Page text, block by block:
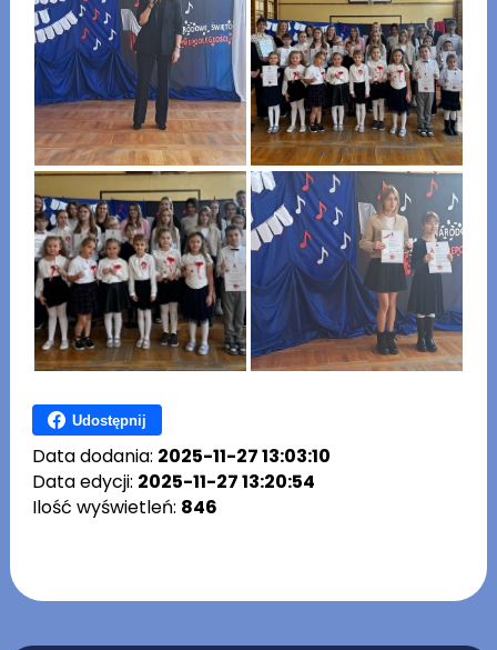
Udostępnij
Data dodania: 2025-11-27 13:03:10
Data edycji: 2025-11-27 13:20:54
Ilość wyświetleń: 846